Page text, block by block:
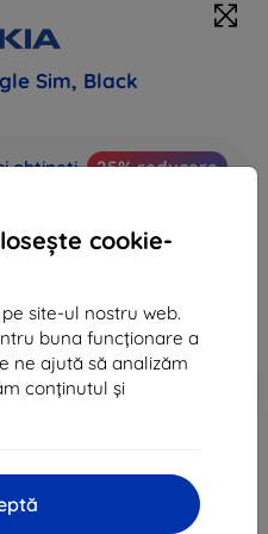
cookie-
site-ul nostru web.
buna funcționare a
ne ajută să analizăm
conținutul și
Sim, Black
obțineți
25% reducere
EXTRA10 Adaugă în coș